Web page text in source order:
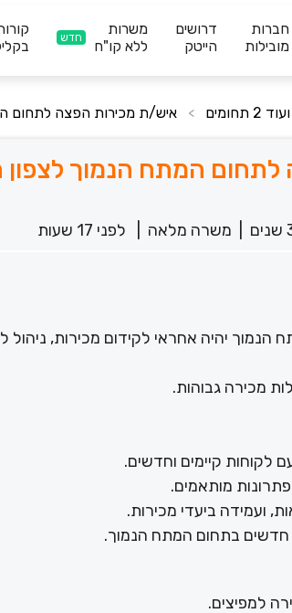
חברות
מובילות
דרושים
הייטק
משרות
ללא קו"ח
חדש
> איש/ת מכירות הפצה לתחום
המתח הנמוך
משרה מלאה לפני 17 שעות
יהיה אחראי לקידום מכירות, ניהול
מכירה גבוהות.
לקוחות קיימים וחדשים.
מותאמים.
ועמידה ביעדי מכירות.
חדשים בתחום המתח הנמוך.